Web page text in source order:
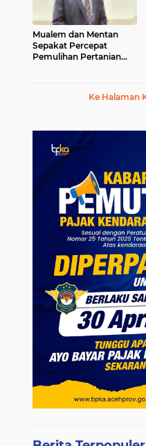
Mualem dan Mentan
Sepakat Percepat
Pemulihan Pertanian
Ke Halaman